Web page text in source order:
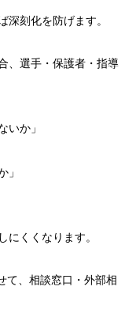
刻化を防げます。
、選手・保護者・指導
いか」
」
くくなります。
て、相談窓口・外部相